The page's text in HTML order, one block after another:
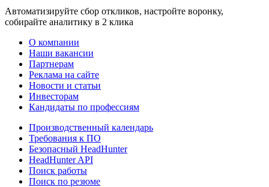
Автоматизируйте сбор откликов, настройте воронку,
собирайте аналитику в 2 клика
О компании
Наши вакансии
Партнерам
Реклама на сайте
Новости и статьи
Инвесторам
Кандидаты по профессиям
Производственный календарь
Требования к ПО
Безопасный HeadHunter
HeadHunter API
Поиск работы
Поиск по резюме